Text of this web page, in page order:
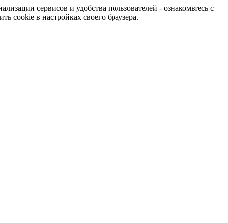
сервисов и удобства пользователей - ознакомьтесь с
cookie в настройках своего браузера.